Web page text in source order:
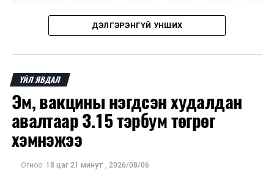
Туулын хурдны замыг 2027 онд ашиглалтад оруулна
ирэхээр болжээ.
шатахуун импортлогч аж ахуйн нэгжүүд хамтран
турш тасралтгүй хүргэж, хангамжийг хэвийн
болгохоор ажиллаж байна.
ДЭЛГЭРЭНГҮЙ УНШИХ
ҮЙЛ ЯВДАЛ
Эм, вакцины нэгдсэн худалдан
авалтаар 3.15 тэрбум төгрөг
хэмнэжээ
Огноо: 18 цаг 21 минут , 2026/08/06